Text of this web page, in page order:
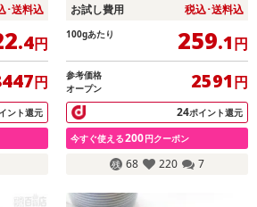
･送料込
.4円
円
ント還元
お試し費用 税込･送料込
100gあたり 259.1円
参考価格
オープン
2591円
24ポイント還元
今すぐ使える200円クーポン
68 220 7